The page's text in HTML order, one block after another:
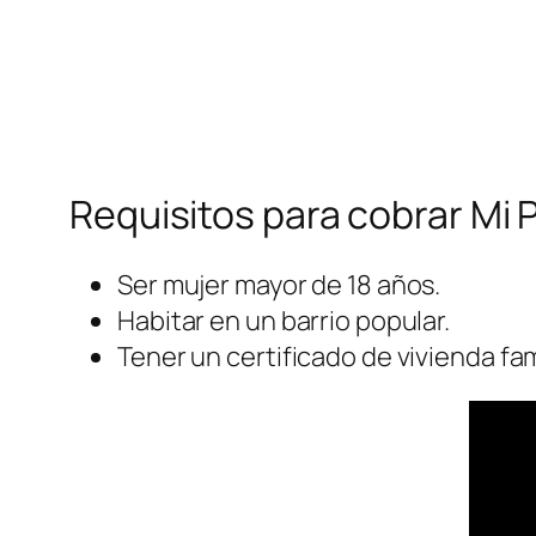
Requisitos para cobrar Mi
Ser mujer mayor de 18 años.
Habitar en un barrio popular.
Tener un certificado de vivienda